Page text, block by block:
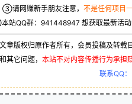
③请网赚新手朋友注意， 不是任何项目
站QQ群： 941448947 想获取最新活
章版权归原作者所有，会员投稿及转载
其它问题， 本站不对内容传播行为承担
联系QQ：